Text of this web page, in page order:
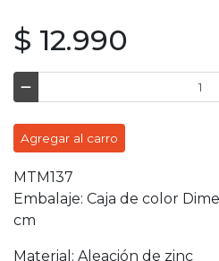
$ 12.990
Agregar al carro
MTM137
Embalaje: Caja de color
cm
Material: Aleación de zinc